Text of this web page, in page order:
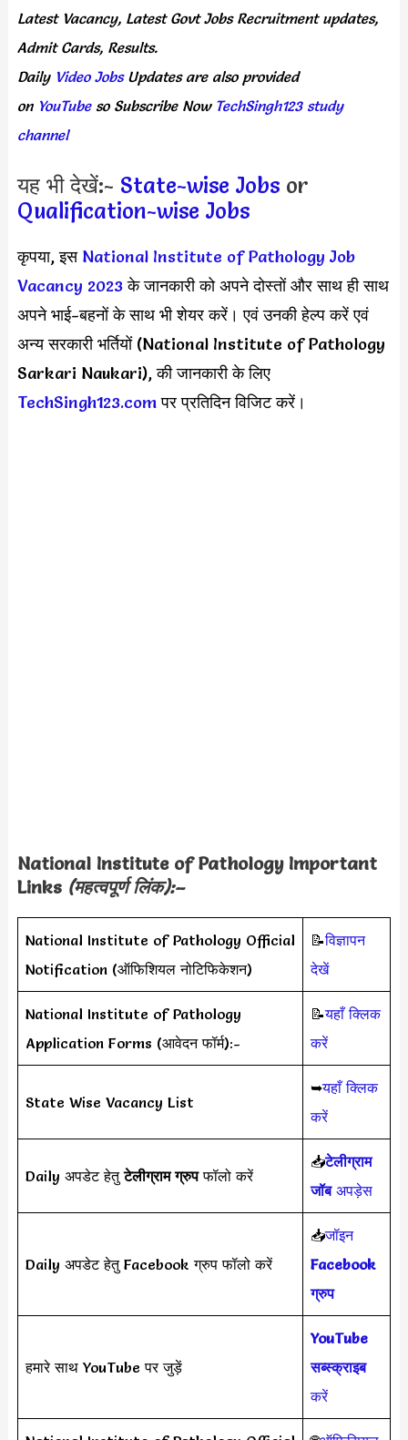
Latest Vacancy, Latest Govt Jobs Recruitment updates,
Admit Cards, Results.
Daily Video JobsUpdates are also provided
on YouTubeso Subscribe Now TechSingh123 study
channel
यह भी देखें:- State-wise Jobs or
Qualification-wise Jobs
कृपया, इस National Institute of Pathology Job
Vacancy 2023के जानकारी को अपने दोस्तों और साथ ही साथ
अपने भाई-बहनों के साथ भी शेयर करें। एवं उनकी हेल्प करें एवं
अन्य सरकारी भर्तियों (National Institute of Pathology
Sarkari Naukari), की जानकारी के लिए
TechSingh123.comपर प्रतिदिन विजिट करें।
National Institute of Pathology Important
Links (महत्वपूर्ण लिंक):–
National Institute of Pathology Official
Notification (ऑफिशियल नोटिफिकेशन)
📝विज्ञापन
देखें
National Institute of Pathology
Application Forms (आवेदन फॉर्म):-
📝यहाँ क्लिक
करें
State Wise Vacancy List
➥यहाँ क्लिक
करें
Daily अपडेट हेतुटेलीग्राम ग्रुपफॉलो करें
📥टेलीग्राम
जॉबअपड़ेस
Daily अपडेट हेतु Facebook ग्रुप फॉलो करें
📥जॉइन
Facebook
ग्रुप
हमारे साथ YouTube पर जुड़ें
YouTube
सब्स्क्राइब
करें